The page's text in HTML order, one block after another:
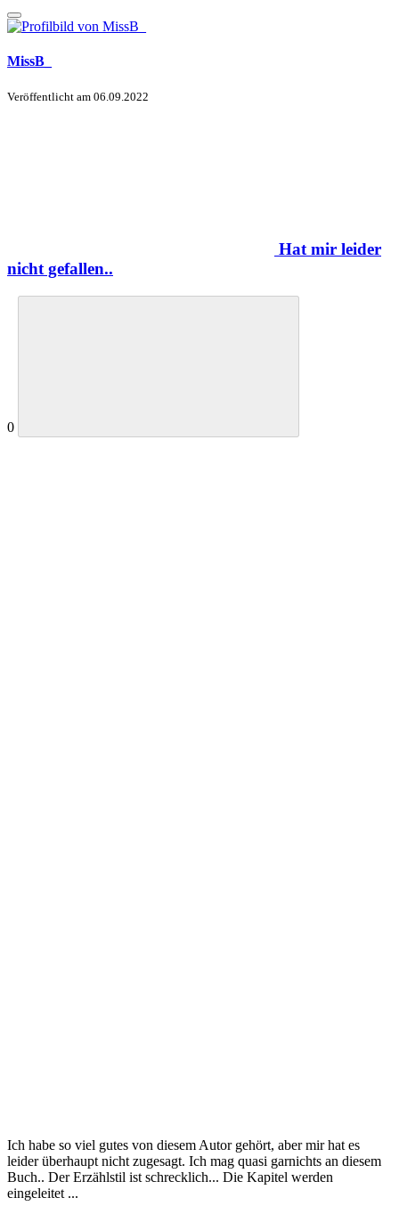
MissB_
Veröffentlicht am 06.09.2022
Hat mir leider
nicht gefallen..
0
Ich habe so viel gutes von diesem Autor gehört, aber mir hat es
leider überhaupt nicht zugesagt. Ich mag quasi garnichts an diesem
Buch.. Der Erzählstil ist schrecklich... Die Kapitel werden
eingeleitet ...